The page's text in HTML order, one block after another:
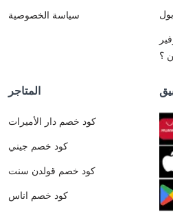
سياسة الخصوصية
؟
المتاجر
كود خصم دار الأميرات
كود خصم جيني
كود خصم قولدن سنت
كود خصم اناس